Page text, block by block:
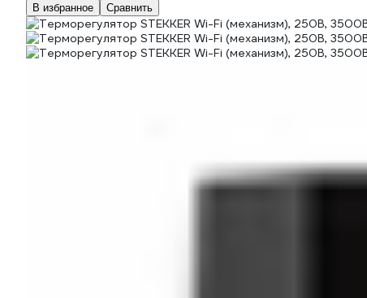
В избранное Сравнить